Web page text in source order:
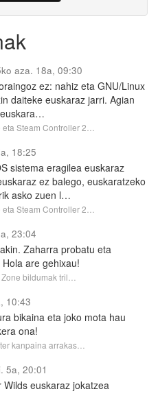
aza. 18a, 09:30
ez: nahiz eta GNU/Linux
daiteke euskaraz jarri. Agian
Steam Controller 2…
18:25
sistema eragilea euskaraz
ez balego, euskaratzeko
asko zuen l…
Steam Controller 2…
23:04
Zaharra probatu eta
are gehixau!
bildumak tril…
10:43
bikaina eta joko mota hau
ona!
kanpaina arrakas…
5a, 20:01
euskaraz jokatzea